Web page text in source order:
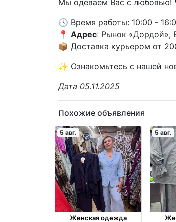
Мы одеваем Вас с любовью!
🕓 Время работы: 10:00 -
📍 Адрес: Рынок «Дордой»,
📦 Доставка курьером от
✨ Ознакомьтесь с нашей
Дата 05.11.2025
Похожие объявления
5 авг.
Женская одежда
5 авг.